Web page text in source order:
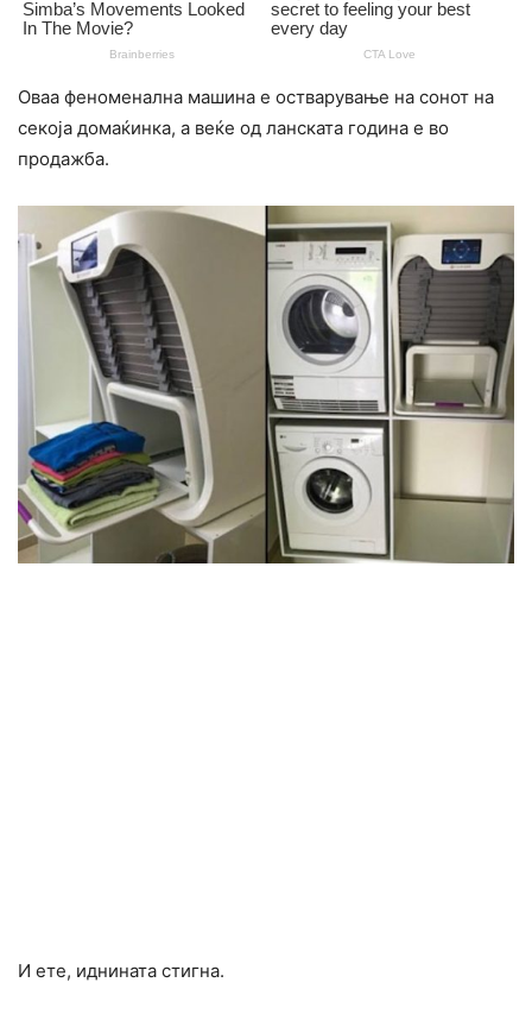
Оваа феноменална машина е остварување на сонот на
секоја домаќинка, а веќе од ланската година е во
продажба.
И ете, иднината стигна.